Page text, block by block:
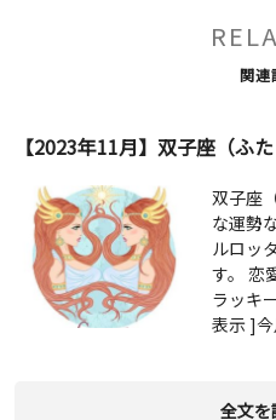
関連
【2023年11月】双子座（ふ
双子座
な運勢
ルロッ
す。 恋
ラッキ
表示 ]
全文を